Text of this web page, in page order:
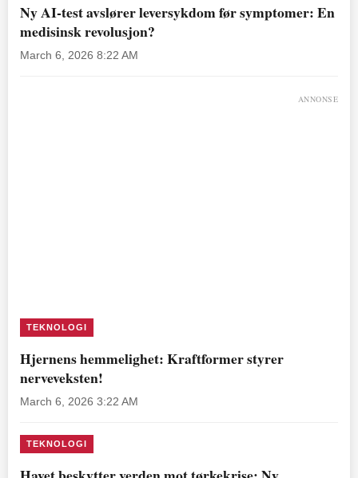
Ny AI-test avslører leversykdom før symptomer: En
medisinsk revolusjon?
March 6, 2026 8:22 AM
ANNONSE
TEKNOLOGI
Hjernens hemmelighet: Kraftformer styrer
nerveveksten!
March 6, 2026 3:22 AM
TEKNOLOGI